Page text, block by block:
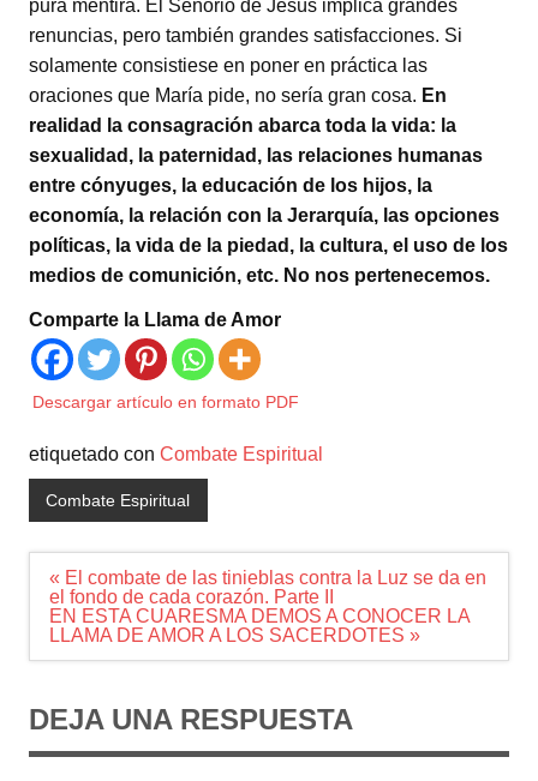
pura mentira. El Señorio de Jesús implica grandes
renuncias, pero también grandes satisfacciones. Si
solamente consistiese en poner en práctica las
oraciones que María pide, no sería gran cosa. En
realidad la consagración abarca toda la vida: la
sexualidad, la paternidad, las relaciones humanas
entre cónyuges, la educación de los hijos, la
economía, la relación con la Jerarquía, las opciones
políticas, la vida de la piedad, la cultura, el uso de los
medios de comunición, etc. No nos pertenecemos.
Comparte la Llama de Amor
Descargar artículo en formato PDF
etiquetado con Combate Espiritual
Combate Espiritual
Navegación
de
entradas
« El combate de las tinieblas contra la Luz se da en
el fondo de cada corazón. Parte II
EN ESTA CUARESMA DEMOS A CONOCER LA
LLAMA DE AMOR A LOS SACERDOTES »
DEJA UNA RESPUESTA